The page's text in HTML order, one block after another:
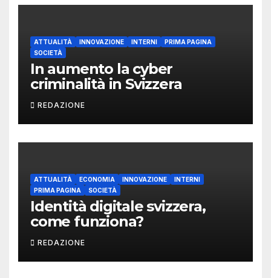
ATTUALITÀ INNOVAZIONE INTERNI
PRIMA PAGINA
SOCIETÀ
In aumento la cyber
criminalità in Svizzera
REDAZIONE
ATTUALITÀ ECONOMIA INNOVAZIONE
INTERNI
PRIMA PAGINA
SOCIETÀ
Identità digitale svizzera,
come funziona?
REDAZIONE